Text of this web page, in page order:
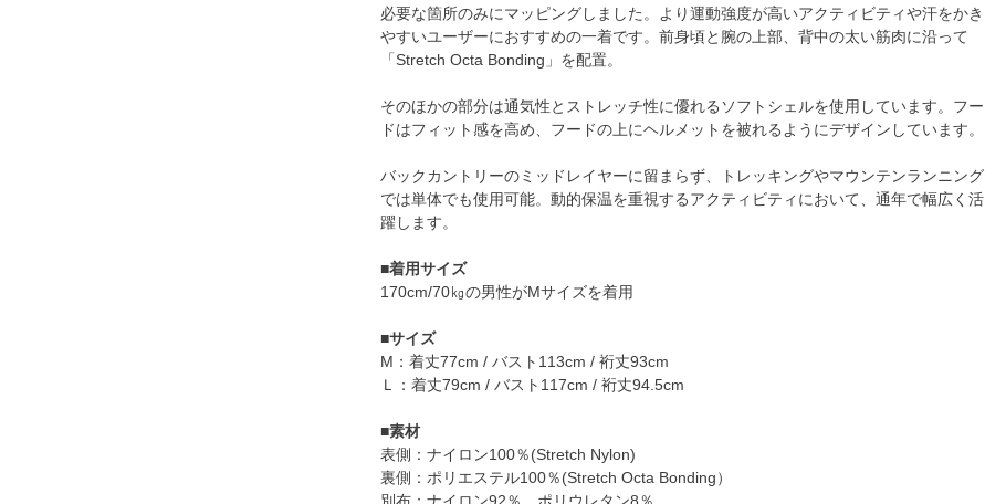
必要な箇所のみにマッピングしました。より運動強度が高いアクティビティや汗をかき
やすいユーザーにおすすめの一着です。前身頃と腕の上部、背中の太い筋肉に沿って
「Stretch Octa Bonding」を配置。
そのほかの部分は通気性とストレッチ性に優れるソフトシェルを使用しています。フー
ドはフィット感を高め、フードの上にヘルメットを被れるようにデザインしています。
バックカントリーのミッドレイヤーに留まらず、トレッキングやマウンテンランニング
では単体でも使用可能。動的保温を重視するアクティビティにおいて、通年で幅広く活
躍します。
■着用サイズ
170cm/70㎏の男性がМサイズを着用
■サイズ
M：着丈77cm / バスト113cm / 裄丈93cm
Ｌ：着丈79cm / バスト117cm / 裄丈94.5cm
■素材
表側：ナイロン100％(Stretch Nylon)
裏側：ポリエステル100％(Stretch Octa Bonding）
別布：ナイロン92％、ポリウレタン8％